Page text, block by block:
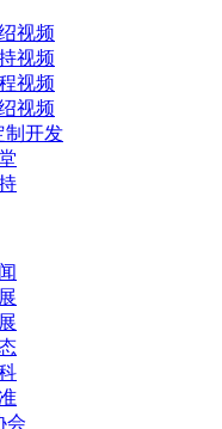
视频
视频
视频
视频
制开发
会